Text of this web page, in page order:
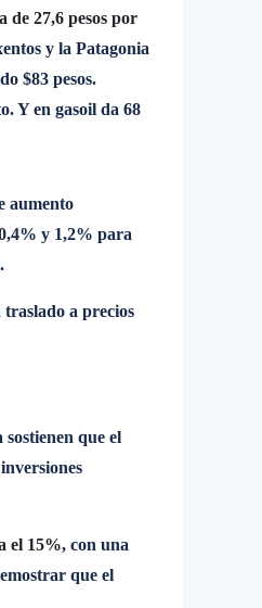
de 27,6 pesos por
y la Patagonia
$83 pesos.
Y en gasoil da 68
aumento
y 1,2% para
a precios
que el
el 15%, con una
que el